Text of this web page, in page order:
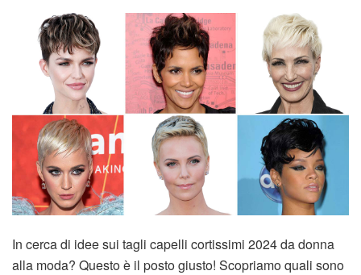
In cerca di idee sui tagli capelli cortissimi 2024 da donna
alla moda? Questo è il posto giusto! Scopriamo quali sono